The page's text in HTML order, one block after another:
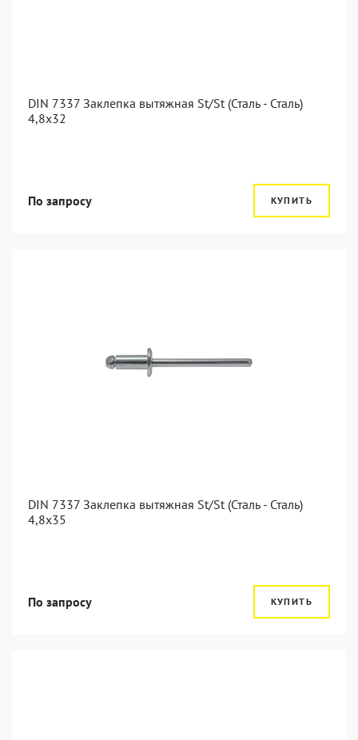
DIN 7337 Заклепка вытяжная St/St (Сталь - Сталь)
4,8x32
По запросу КУПИТЬ
DIN 7337 Заклепка вытяжная St/St (Сталь - Сталь)
4,8x35
По запросу КУПИТЬ